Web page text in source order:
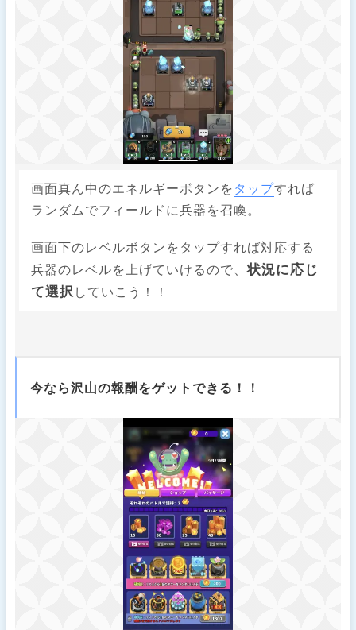
画面真ん中のエネルギーボタンを タップすれば
ランダムでフィールドに兵器を召喚。
画面下のレベルボタンをタップすれば対応する
兵器のレベルを上げていけるので、状況に応じ
て選択 していこう！！
今なら沢山の報酬をゲットできる！！